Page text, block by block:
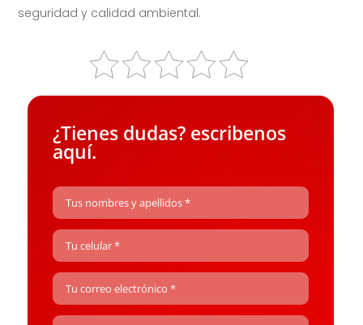
seguridad y calidad ambiental.
¿Tienes dudas? escribenos
aquí.